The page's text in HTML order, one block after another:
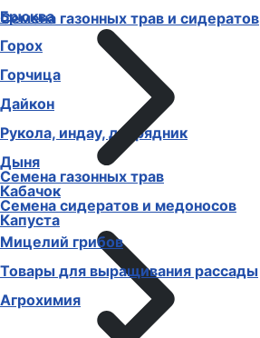
Брюква
Горох
Горчица
Дайкон
Рукола, индау, двурядник
Дыня
Кабачок
Капуста
Семена газонных трав и сидератов
Семена газонных трав
Семена сидератов и медоносов
Мицелий грибов
Товары для выращивания рассады
Агрохимия